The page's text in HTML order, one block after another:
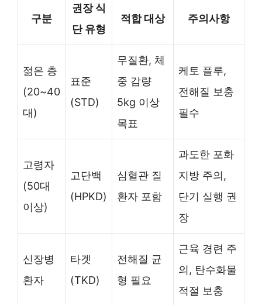
구분
권장 식
단 유형
적합 대상 주의사항
젊은 층
(20~40
대)
표준
(STD)
무질환, 체
중 감량
5kg 이상
목표
케토 플루,
전해질 보충
필수
고령자
(50대
이상)
고단백
(HPKD)
심혈관 질
환자 포함
과도한 포화
지방 주의,
단기 실행 권
장
신장병
환자
타겟
(TKD)
전해질 균
형 필요
근육 경련 주
의, 탄수화물
적절 보충